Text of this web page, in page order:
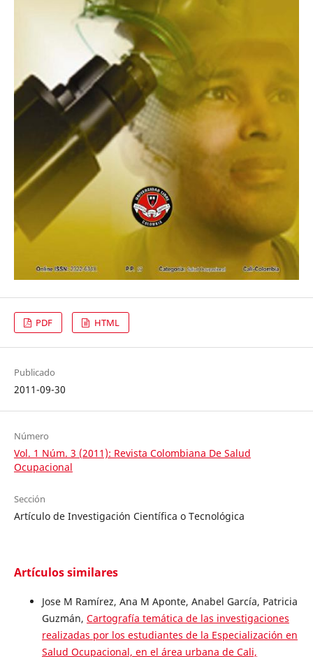
PDF HTML
Publicado
2011-09-30
Número
Vol. 1 Núm. 3 (2011): Revista Colombiana De Salud
Ocupacional
Sección
Artículo de Investigación Científica o Tecnológica
Artículos similares
Jose M Ramírez, Ana M Aponte, Anabel García, Patricia
Guzmán, Cartografía temática de las investigaciones
realizadas por los estudiantes de la Especialización en
Salud Ocupacional, en el área urbana de Cali,